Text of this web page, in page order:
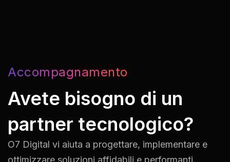
Accompagnamento
Avete bisogno di un
partner tecnologico?
O7 Digital vi aiuta a progettare, implementare e
ottimizzare soluzioni affidabili e performanti.